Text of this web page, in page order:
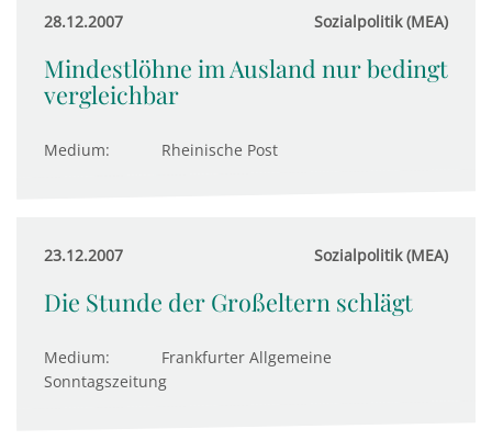
28.12.2007 Sozialpolitik (MEA)
Mindestlöhne im Ausland nur bedingt
vergleichbar
Medium: Rheinische Post
23.12.2007 Sozialpolitik (MEA)
Die Stunde der Großeltern schlägt
Medium:
Frankfurter Allgemeine
Sonntagszeitung